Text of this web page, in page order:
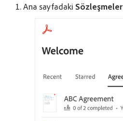
Ana sayfadaki Sözleşmeler